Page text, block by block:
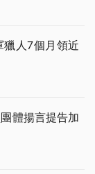
人7個月領近
體揚言提告加